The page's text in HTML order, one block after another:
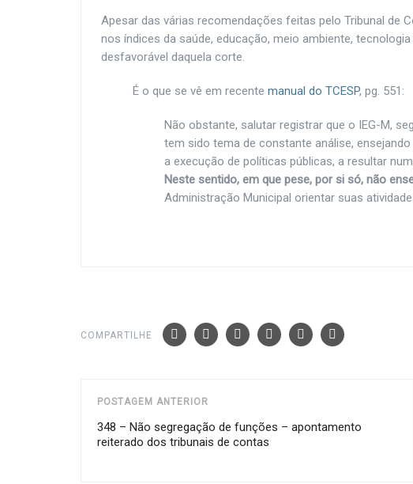
Apesar das várias recomendações feitas pelo Tribunal de
nos índices da saúde, educação, meio ambiente,
desfavorável daquela corte.
É o que se vê em recente manual do TCESP, pg. 551 :
Não obstante, salutar registrar que o IEG-M,
tem sido tema de constante análise,
a execução de políticas públicas, a resultar
Neste sentido, em que pese, por si só, não
Administração Municipal orientar suas
COMPARTILHE
POSTAGEM ANTERIOR
348 – Não segregação de funções – apontamento
reiterado dos tribunais de contas